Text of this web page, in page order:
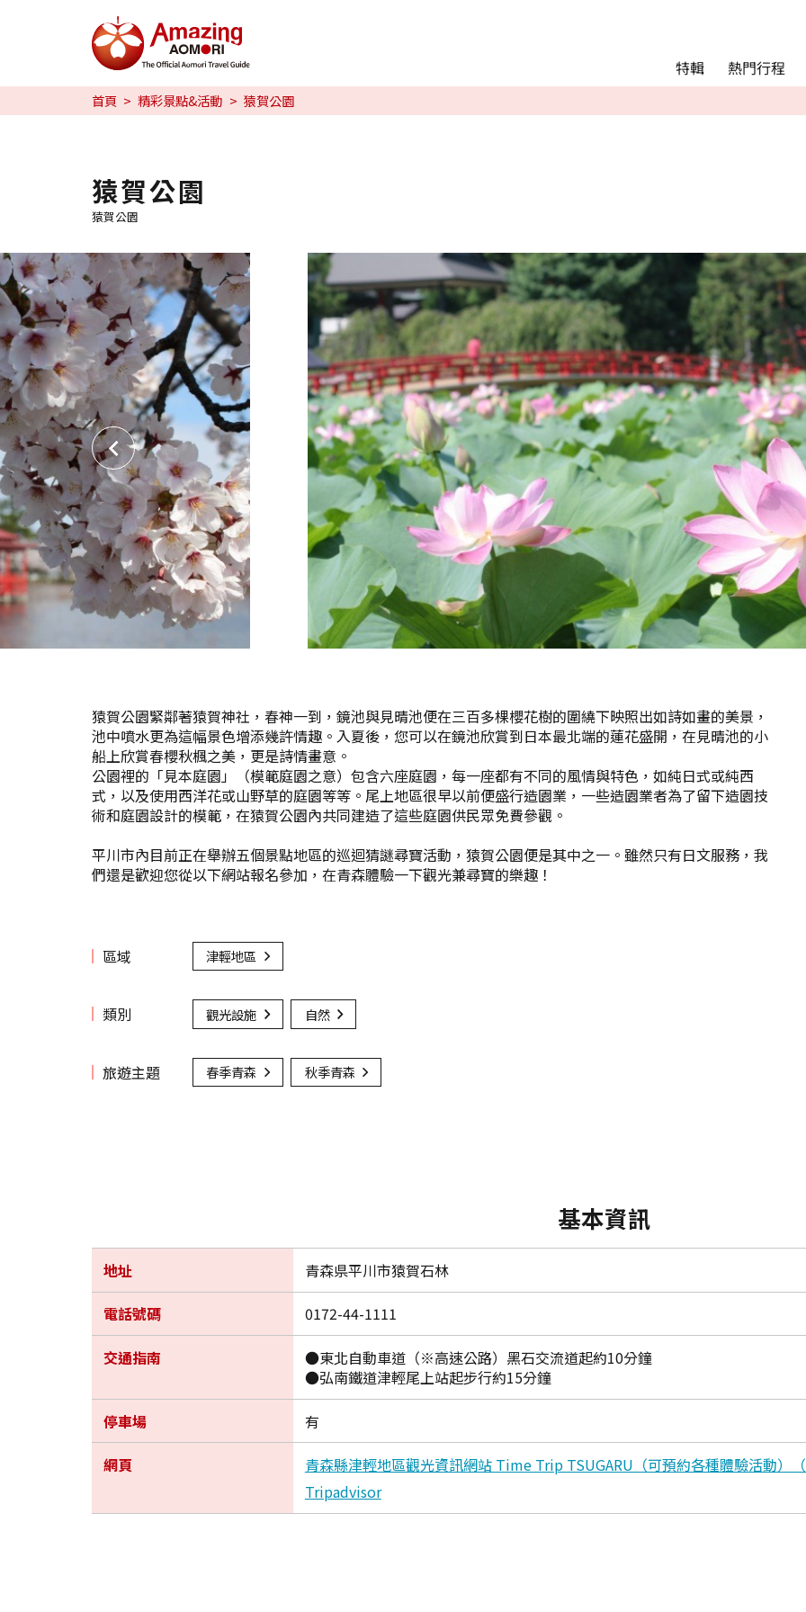
特輯
熱門行程
旅行攻略
精彩景點&活動
繁体中文
简体中文
相簿
首頁 精彩景點&活動 猿賀公園
猿賀公園
猿賀公園
猿賀公園緊鄰著猿賀神社，春神一到，鏡池與見晴池便在三百多棵櫻花樹的圍繞下映照出如詩如畫的美景，
池中噴水更為這幅景色增添幾許情趣。入夏後，您可以在鏡池欣賞到日本最北端的蓮花盛開，在見晴池的小
船上欣賞春櫻秋楓之美，更是詩情畫意。
公園裡的「見本庭園」（模範庭園之意）包含六座庭園，每一座都有不同的風情與特色，如純日式或純西
式，以及使用西洋花或山野草的庭園等等。尾上地區很早以前便盛行造園業，一些造園業者為了留下造園技
術和庭園設計的模範，在猿賀公園內共同建造了這些庭園供民眾免費參觀。
平川市內目前正在舉辦五個景點地區的巡迴猜謎尋寶活動，猿賀公園便是其中之一。雖然只有日文服務，我
們還是歡迎您從以下網站報名參加，在青森體驗一下觀光兼尋寶的樂趣！
區域 津輕地區
類別 觀光設施 自然
旅遊主題 春季青森 秋季青森
基本資訊
地址 青森県平川市猿賀石林
電話號碼 0172-44-1111
交通指南
●東北自動車道（※高速公路）黑石交流道起約10分鐘
●弘南鐵道津輕尾上站起步行約15分鐘
停車場 有
網頁
青森縣津輕地區觀光資訊網站 Time Trip TSUGARU（可預約各種體驗活動）
Tripadvisor
特輯 熱門行程